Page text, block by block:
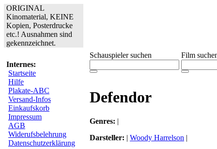
ORIGINAL
Kinomaterial, KEINE
Kopien, Posterdrucke
etc.! Ausnahmen sind
gekennzeichnet.
Internes:
Startseite
Hilfe
Plakate-ABC
Versand-Infos
Einkaufskorb
Impressum
AGB
Widerufsbelehrung
Datenschutzerklärung
Schauspieler suchen Film
Defendor
Genres: |
Darsteller: | Woody Harrelson |